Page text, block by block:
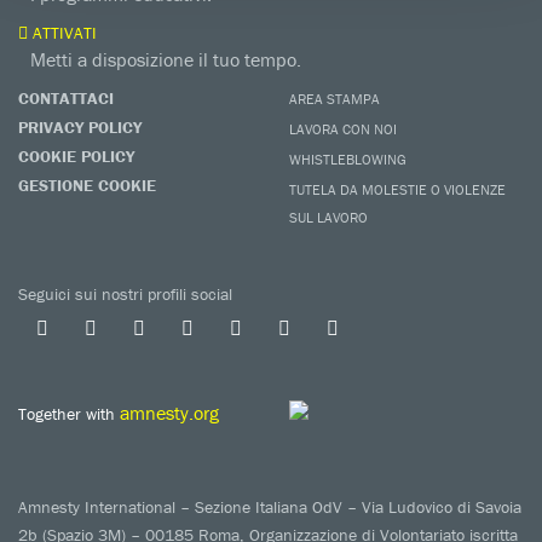
ATTIVATI
Metti a disposizione il tuo tempo.
CONTATTACI
PRIVACY POLICY
COOKIE POLICY
GESTIONE COOKIE
AREA STAMPA
LAVORA CON NOI
WHISTLEBLOWING
TUTELA DA MOLESTIE O VIOLENZE
SUL LAVORO
Seguici sui nostri profili social
Together with amnesty.org
Amnesty International – Sezione Italiana OdV – Via Ludovico di Savoia
2b (Spazio 3M) – 00185 Roma, Organizzazione di Volontariato iscritta